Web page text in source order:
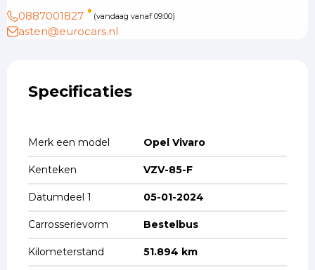
0887001827
(vandaag vanaf 09:00)
asten@eurocars.nl
Specificaties
Merk een model Opel Vivaro
Kenteken VZV-85-F
Datumdeel 1 05-01-2024
Carrosserievorm Bestelbus
Kilometerstand 51.894 km